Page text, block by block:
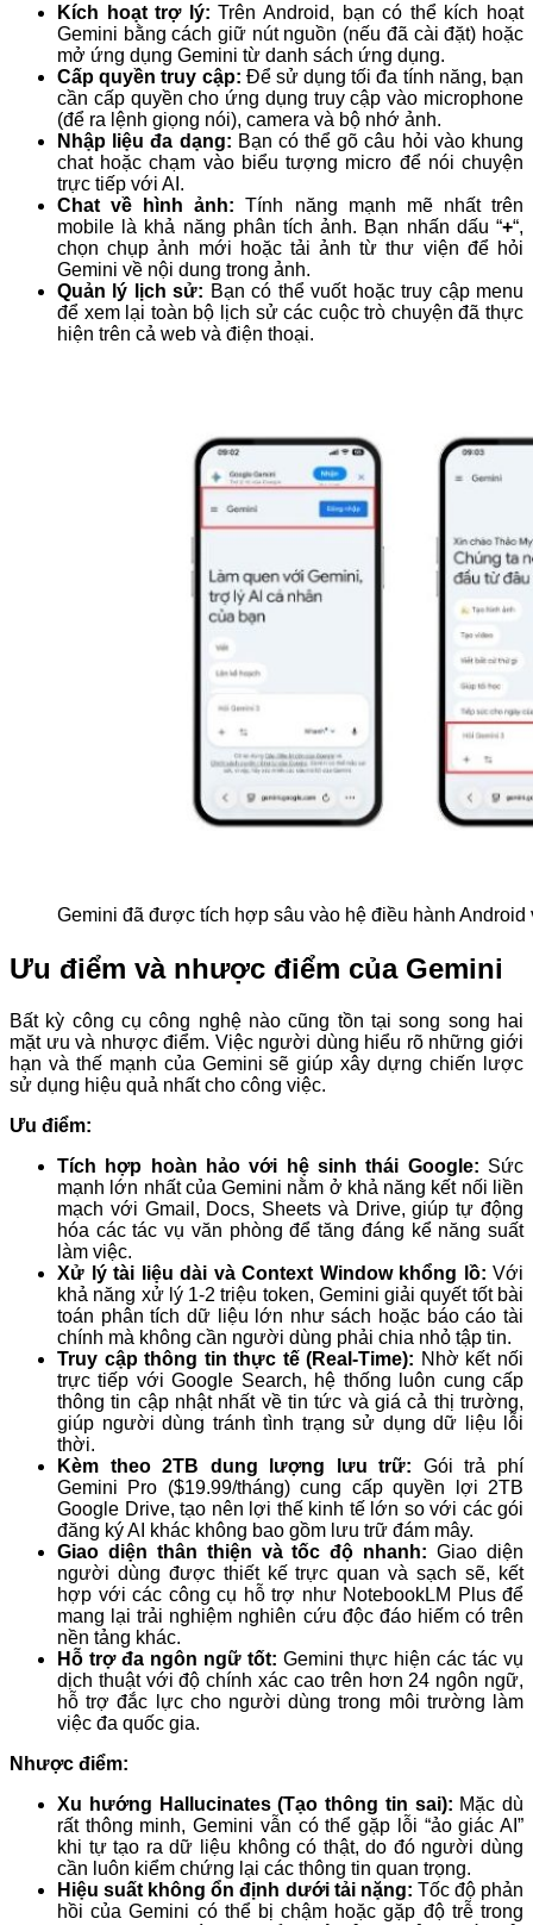
Kích hoạt trợ lý: Trên Android, bạn có thể kích hoạt
Gemini bằng cách giữ nút nguồn (nếu đã cài đặt) hoặc
mở ứng dụng Gemini từ danh sách ứng dụng.
Cấp quyền truy cập: Để sử dụng tối đa tính năng, bạn
cần cấp quyền cho ứng dụng truy cập vào microphone
(để ra lệnh giọng nói), camera và bộ nhớ ảnh.
Nhập liệu đa dạng: Bạn có thể gõ câu hỏi vào khung
chat hoặc chạm vào biểu tượng micro để nói chuyện
trực tiếp với AI.
Chat về hình ảnh: Tính năng mạnh mẽ nhất trên
mobile là khả năng phân tích ảnh. Bạn nhấn dấu “+“,
chọn chụp ảnh mới hoặc tải ảnh từ thư viện để hỏi
Gemini về nội dung trong ảnh.
Quản lý lịch sử: Bạn có thể vuốt hoặc truy cập menu
để xem lại toàn bộ lịch sử các cuộc trò chuyện đã thực
hiện trên cả web và điện thoại.
Gemini đã được tích hợp sâu vào hệ điều hành
Ưu điểm và nhược điểm của Gemini
Bất kỳ công cụ công nghệ nào cũng tồn tại song song hai
mặt ưu và nhược điểm. Việc người dùng hiểu rõ những giới
hạn và thế mạnh của Gemini sẽ giúp xây dựng chiến lược
sử dụng hiệu quả nhất cho công việc.
Ưu điểm:
Tích hợp hoàn hảo với hệ sinh thái Google: Sức
mạnh lớn nhất của Gemini nằm ở khả năng kết nối liền
mạch với Gmail, Docs, Sheets và Drive, giúp tự động
hóa các tác vụ văn phòng để tăng đáng kể năng suất
làm việc.
Xử lý tài liệu dài và Context Window khổng lồ: Với
khả năng xử lý 1-2 triệu token, Gemini giải quyết tốt bài
toán phân tích dữ liệu lớn như sách hoặc báo cáo tài
chính mà không cần người dùng phải chia nhỏ tập tin.
Truy cập thông tin thực tế (Real-Time): Nhờ kết nối
trực tiếp với Google Search, hệ thống luôn cung cấp
thông tin cập nhật nhất về tin tức và giá cả thị trường,
giúp người dùng tránh tình trạng sử dụng dữ liệu lỗi
thời.
Kèm theo 2TB dung lượng lưu trữ: Gói trả phí
Gemini Pro ($19.99/tháng) cung cấp quyền lợi 2TB
Google Drive, tạo nên lợi thế kinh tế lớn so với các gói
đăng ký AI khác không bao gồm lưu trữ đám mây.
Giao diện thân thiện và tốc độ nhanh: Giao diện
người dùng được thiết kế trực quan và sạch sẽ, kết
hợp với các công cụ hỗ trợ như NotebookLM Plus để
mang lại trải nghiệm nghiên cứu độc đáo hiếm có trên
nền tảng khác.
Hỗ trợ đa ngôn ngữ tốt: Gemini thực hiện các tác vụ
dịch thuật với độ chính xác cao trên hơn 24 ngôn ngữ,
hỗ trợ đắc lực cho người dùng trong môi trường làm
việc đa quốc gia.
Nhược điểm:
Xu hướng Hallucinates (Tạo thông tin sai): Mặc dù
rất thông minh, Gemini vẫn có thể gặp lỗi “ảo giác AI”
khi tự tạo ra dữ liệu không có thật, do đó người dùng
cần luôn kiểm chứng lại các thông tin quan trọng.
Hiệu suất không ổn định dưới tải nặng: Tốc độ phản
hồi của Gemini có thể bị chậm hoặc gặp độ trễ trong